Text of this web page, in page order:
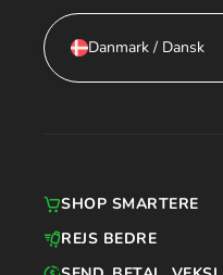
Danmark / Dansk
SHOP SMARTERE
REJS BEDRE